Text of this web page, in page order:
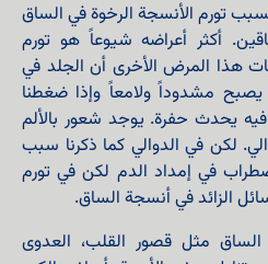
تورم الأنسجة الرخوة في الساق
أكثر أعراضه شيوعاً هو تورم
هذا المرض الأخرى أن الجلد في
مشدوداً ولامعاً وإذا ضغطنا
يحدث حفرة. يوجد شعور بالألم
لكن في الدوالي كما ذكرنا سبب
في إمداد الدم لكن في تورم
الزائد في أنسجة الساق.
مثل قصور القلب، العدوى